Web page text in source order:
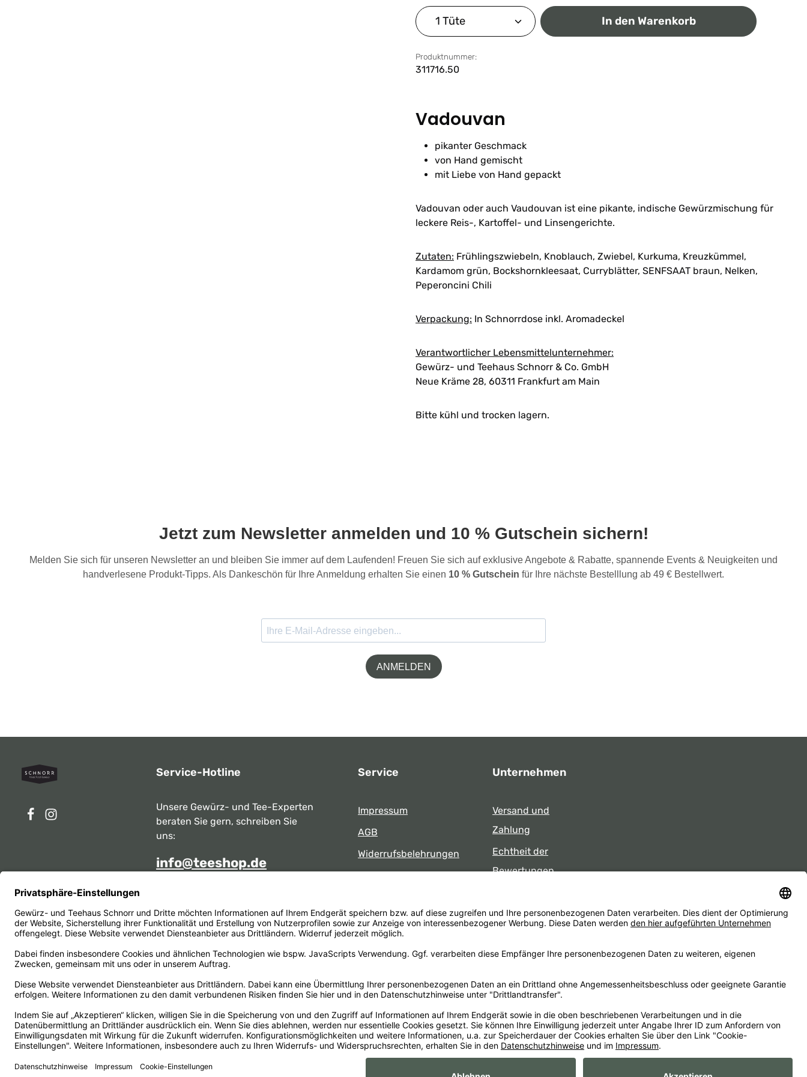
Produkt Anzahl: Gib den gewünschten Wert ein oder
In den Warenkorb
Produktnummer:
311716.50
Vadouvan
pikanter Geschmack
von Hand gemischt
mit Liebe von Hand gepackt
Vadouvan oder auch Vaudouvan ist eine pikante, indische Gewürzmischung für
leckere Reis-, Kartoffel- und Linsengerichte.
Zutaten: Frühlingszwiebeln, Knoblauch, Zwiebel, Kurkuma, Kreuzkümmel,
Kardamom grün, Bockshornkleesaat, Curryblätter, SENFSAAT braun, Nelken,
Peperoncini Chili
Verpackung: In Schnorrdose inkl. Aromadeckel
Verantwortlicher Lebensmittelunternehmer:
Gewürz- und Teehaus Schnorr & Co. GmbH
Neue Kräme 28, 60311 Frankfurt am Main
Bitte kühl und trocken lagern.
Jetzt zum Newsletter anmelden und 10 % Gutschein sichern!
Melden Sie sich für unseren Newsletter an und bleiben Sie immer auf dem Laufenden! Freuen Sie sich auf exklusive Angebote & Rabatte, spannende Events & Neuigkeiten und
handverlesene Produkt-Tipps. Als Dankeschön für Ihre Anmeldung erhalten Sie einen 10 % Gutschein für Ihre nächste Bestelllung ab 49 € Bestellwert.
ANMELDEN
Service-Hotline
Unsere Gewürz- und Tee-Experten
beraten Sie gern, schreiben Sie
uns:
info@teeshop.de
Mo - Sa zwischen 10:00 - 17:00 Uhr
unter:
Vertrag widerrufen
Service
Impressum
AGB
Widerrufsbelehrungen
Datenschutz
Unternehmen
Versand und
Zahlung
Echtheit der
Bewertungen
Laden